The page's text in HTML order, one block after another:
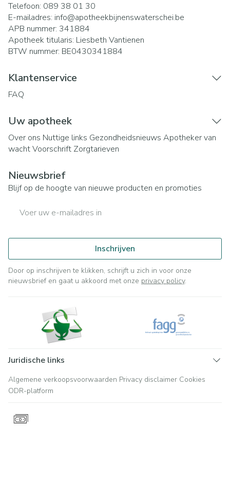
Telefoon: 089 38 01 30
E-mailadres: info@apotheekbijnenswaterschei.be
APB nummer: 341884
Apotheek titularis: Liesbeth Vantienen
BTW nummer: BE0430341884
Klantenservice
FAQ
Uw apotheek
Over ons Nuttige links Gezondheidsnieuws Apotheker van
wachtVoorschrift Zorgtarieven
Nieuwsbrief
Blijf op de hoogte van nieuwe producten en promoties
Inschrijven
Door op inschrijven te klikken, schrijft u zich in voor onze
nieuwsbrief en gaat u akkoord met onze privacy policy.
Juridische links
Algemene verkoopsvoorwaarden Privacy disclaimer Cookies
ODR-platform